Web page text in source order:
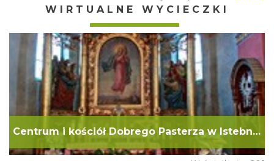
WIRTUALNE WYCIECZKI
Centrum i kościół Dobrego Pasterza w Istebnej